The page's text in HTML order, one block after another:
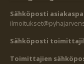
Sähköposti
Sähköposti
Toimittajien